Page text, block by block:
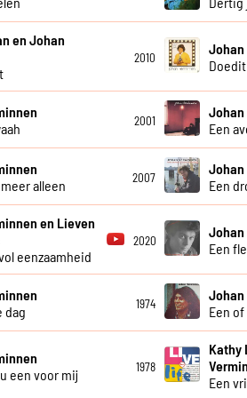
en Johan
2010
Johan
2001
Johan
Een
alleen
2007
Johan
Een
en Lieven
eenzaamheid
2020
Johan
Een
dag
1974
Johan
Een
een voor mij
1978
Kathy
Een